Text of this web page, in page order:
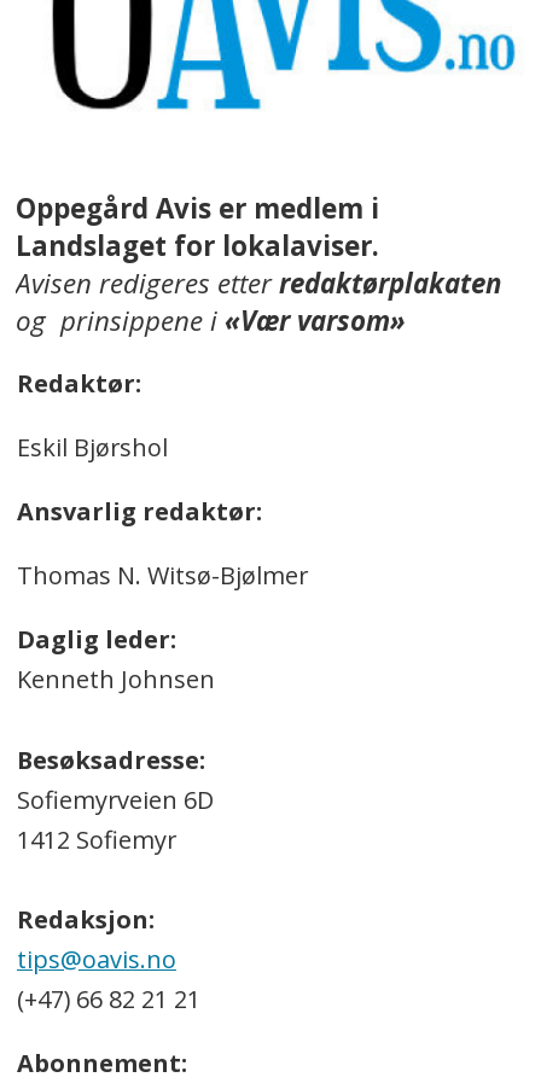
Oppegård Avis er medlem i
Landslaget for lokalaviser.
Avisen redigeres etterredaktørplakaten
og prinsippene i«Vær varsom»
Redaktør:
Eskil Bjørshol
Ansvarlig redaktør:
Thomas N. Witsø-Bjølmer
Daglig leder:
Kenneth Johnsen
Besøksadresse:
Sofiemyrveien 6D
1412 Sofiemyr
Redaksjon:
tips@oavis.no
(+47) 66 82 21 21
Abonnement: